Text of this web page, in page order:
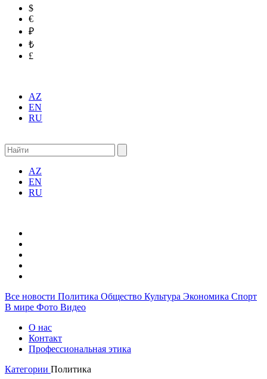
$
€
₽
₺
£
AZ
EN
RU
AZ
EN
RU
Все новости Политика Общество Культура Экономика Спорт
В мире Фото Видео
О нас
Контакт
Профессиональная этика
Категории Политика